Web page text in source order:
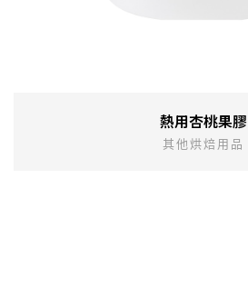
熱用杏桃果膠
其他烘焙用品